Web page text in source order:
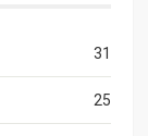
31
25